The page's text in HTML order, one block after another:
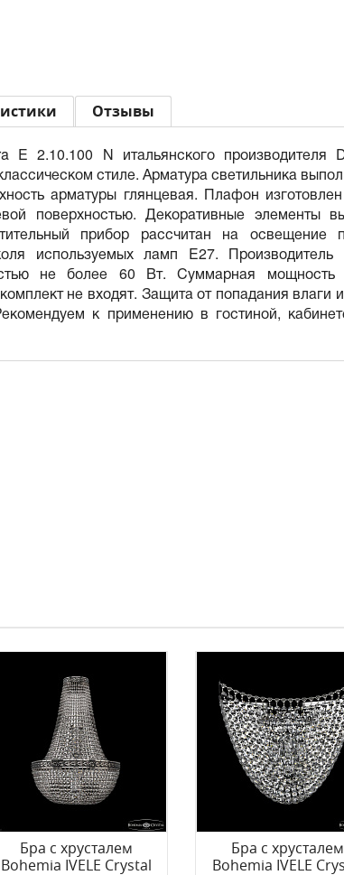
E 2.10.100 N итальянского производителя
стиле. Арматура светильника
арматуры глянцевая. Плафон
поверхностью. Декоративные элементы
прибор рассчитан на освещение
используемых ламп E27. Производитель
не более 60 Вт. Суммарная мощность
не входят. Защита от попадания влаги
к применению в гостиной,
Отзывы
Бра с хрусталем
Bohemia IVELE Crystal
Бра с хрусталем
Bohemia IVELE